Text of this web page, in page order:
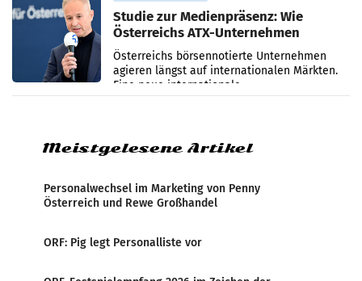
Studie zur Medienpräsenz: Wie
Österreichs ATX-Unternehmen
international wahrgenommen
werden
Österreichs börsennotierte Unternehmen
agieren längst auf internationalen Märkten.
Eine neue internationale
Medienresonanzanalyse untersucht die
Meistgelesene Artikel
Personalwechsel im Marketing von Penny
Österreich und Rewe Großhandel
ORF: Pig legt Personalliste vor